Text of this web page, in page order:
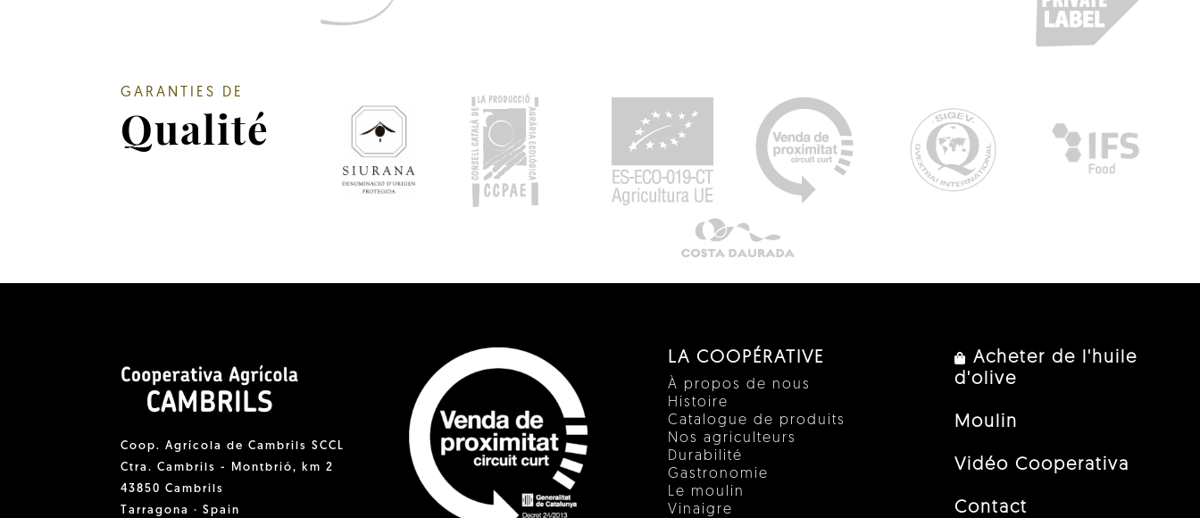
GARANTIES DE
Qualité
Coop. Agrícola de Cambrils SCCL
Ctra. Cambrils - Montbrió, km 2
43850 Cambrils
Tarragona · Spain
LA COOPÉRATIVE
À propos de nous
Histoire
Catalogue de produits
Nos agriculteurs
Durabilité
Gastronomie
Le moulin
Vinaigre
Acheter de l'huile
d'olive
Moulin
Vidéo Cooperativa
Contact